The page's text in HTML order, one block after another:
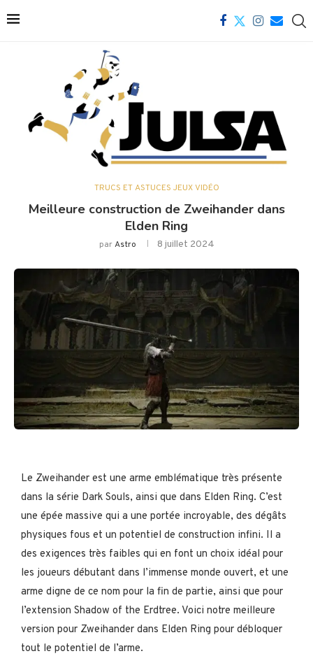
TRUCS ET ASTUCES JEUX VIDÉO
Meilleure construction de Zweihander dans
Elden Ring
parAstro 8 juillet 2024
Le Zweihander est une arme emblématique très présente
dans la série Dark Souls, ainsi que dans Elden Ring. C’est
une épée massive qui a une portée incroyable, des dégâts
physiques fous et un potentiel de construction infini. Il a
des exigences très faibles qui en font un choix idéal pour
les joueurs débutant dans l’immense monde ouvert, et une
arme digne de ce nom pour la fin de partie, ainsi que pour
l’extension Shadow of the Erdtree. Voici notre meilleure
version pour Zweihander dans Elden Ring pour débloquer
tout le potentiel de l’arme.